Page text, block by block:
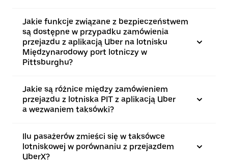
Jakie funkcje związane z bezpieczeństwem
są dostępne w przypadku zamówienia
przejazdu z aplikacją Uber na lotnisku
Międzynarodowy port lotniczy w
Pittsburghu?
Jakie są różnice między zamówieniem
przejazdu z lotniska PIT z aplikacją Uber
a wezwaniem taksówki?
Ilu pasażerów zmieści się w taksówce
lotniskowej w porównaniu z przejazdem
UberX?